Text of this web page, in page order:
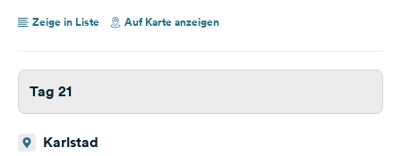
Zeige in Liste Auf Karte anzeigen
Tag 21
Karlstad